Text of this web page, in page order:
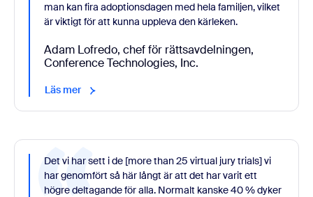
man kan fira adoptionsdagen med hela familjen, vilket
är viktigt för att kunna uppleva den kärleken.
Adam Lofredo, chef för rättsavdelningen,
Conference Technologies, Inc.
Läs mer
Det vi har sett i de [more than 25 virtual jury trials] vi
har genomfört så här långt är att det har varit ett
högre deltagande för alla. Normalt kanske 40 % dyker